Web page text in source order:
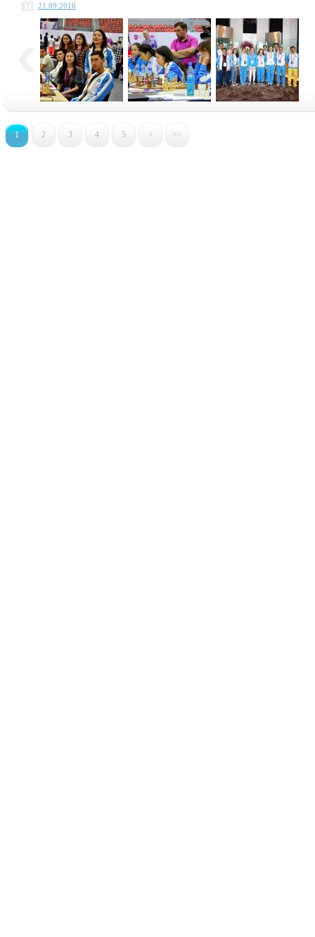
21.09.2016
1 2 3 4 5 > >>